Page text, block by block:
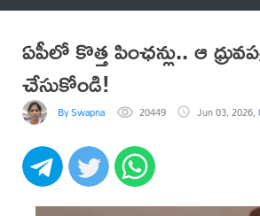
ఏపీలో కొత్త పింఛన్లు.. ఆ
చేసుకోండి!
By Swapna 20449 Jun 03, 2026,